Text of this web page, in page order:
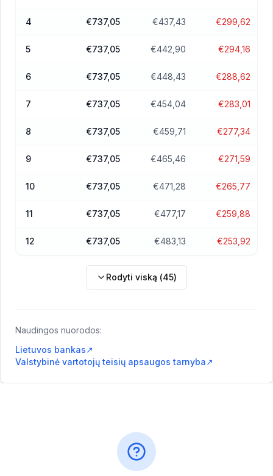
4 €737,05 €437,43 €299,62
5 €737,05 €442,90 €294,16
6 €737,05 €448,43 €288,62
7 €737,05 €454,04 €283,01
8 €737,05 €459,71 €277,34
9 €737,05 €465,46 €271,59
10 €737,05 €471,28 €265,77
11 €737,05 €477,17 €259,88
12 €737,05 €483,13 €253,92
Rodyti viską (45)
Naudingos nuorodos:
Lietuvos bankas↗
Valstybinė vartotojų teisių apsaugos tarnyba↗